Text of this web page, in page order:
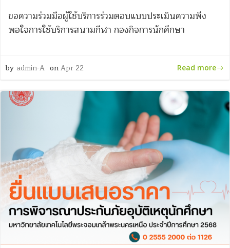
ขอความร่วมมือผู้ใช้บริการร่วมตอบแบบประเมินความพึง
พอใจการใช้บริการสนามกีฬา กองกิจการนักศึกษา
by admin-A onApr 22 Read more